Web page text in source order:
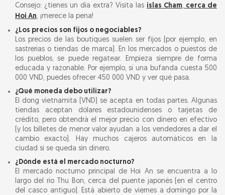
Consejo: ¿tienes un día extra? Visita las islas Cham, cerca de
Hoi An, ¡merece la pena!
¿Los precios son fijos o negociables?
Los precios de las boutiques suelen ser fijos (por ejemplo, en
sastrerías o tiendas de marca). En los mercados o puestos de
los pueblos, se puede regatear. Empieza siempre de forma
educada y razonable. Por ejemplo, si una bufanda cuesta 500
000 VND, puedes ofrecer 450 000 VND y ver qué pasa.
¿Qué moneda debo utilizar?
El dong vietnamita (VND) se acepta en todas partes. Algunas
tiendas aceptan dólares estadounidenses o tarjetas de
crédito, pero obtendrá el mejor precio con dinero en efectivo
(y los billetes de menor valor ayudan a los vendedores a dar el
cambio exacto). Hay muchos cajeros automáticos en la
ciudad si se queda sin dinero.
¿Dónde está el mercado nocturno?
El mercado nocturno principal de Hoi An se encuentra a lo
largo del río Thu Bon, cerca del puente japonés (en el centro
del casco antiguo). Está abierto de viernes a domingo por la